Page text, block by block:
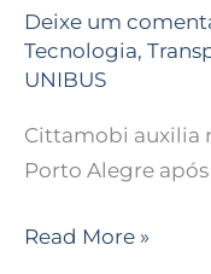
Deixe um
Tecnologia,
UNIBUS
Cittamobi auxilia
Porto Alegre após
Read More »